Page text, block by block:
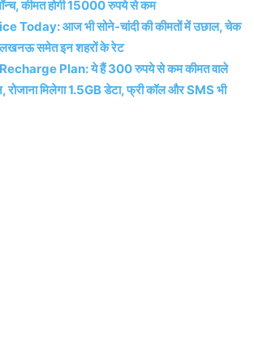
कीमत होगी 15000 रुपये से कम
Today: आज भी सोने-चांदी की कीमतों में उछाल, चेक
लखनऊ समेत इन शहरों के रेट
Plan: ये हैं 300 रुपये से कम कीमत वाले
रोजाना मिलेगा 1.5GB डेटा, फ्री कॉल और SMS भी